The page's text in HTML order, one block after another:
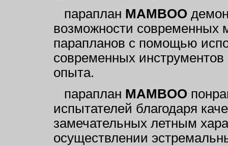
параплан MAMBOO
возможности современных
парапланов с помощью
современных инструментов
опыта.
параплан MAMBOO
испытателей благодаря
замечательных летным
осуществлении